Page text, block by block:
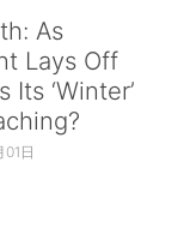
As
Lays Off
Its ‘Winter’
日